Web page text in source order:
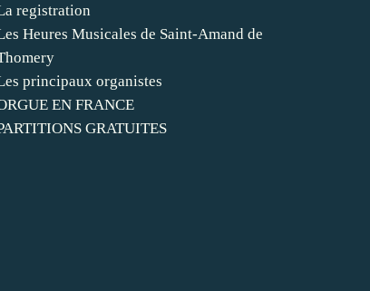
registration
Heures Musicales de Saint-Amand de
principaux organistes
EN FRANCE
GRATUITES